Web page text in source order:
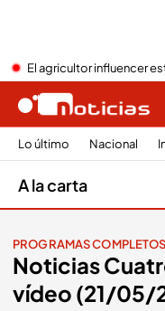
El agricultor influencer
Lo último Nacional
A la carta
PROGRAMAS COMPLETOS
Noticias
vídeo (21/05/